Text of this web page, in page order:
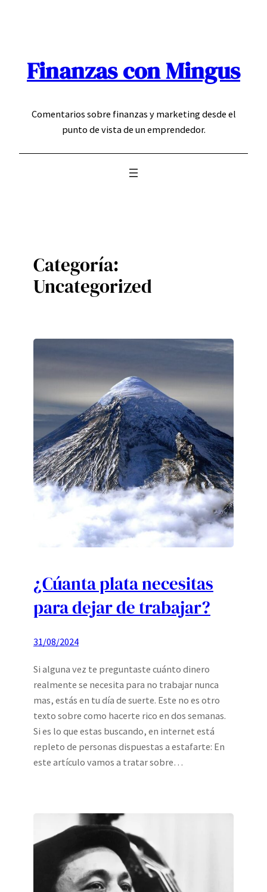
Finanzas con Mingus
Comentarios sobre finanzas y marketing desde el
punto de vista de un emprendedor.
Categoría:
Uncategorized
¿Cúanta plata necesitas
para dejar de trabajar?
31/08/2024
Si alguna vez te preguntaste cuánto dinero
realmente se necesita para no trabajar nunca
mas, estás en tu día de suerte. Este no es otro
texto sobre como hacerte rico en dos semanas.
Si es lo que estas buscando, en internet está
repleto de personas dispuestas a estafarte: En
este artículo vamos a tratar sobre…